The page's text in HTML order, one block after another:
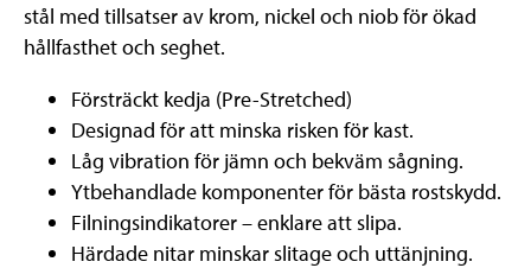
stål med tillsatser av krom, nickel och niob för ökad
hållfasthet och seghet.
Försträckt kedja (Pre-Stretched)
Designad för att minska risken för kast.
Låg vibration för jämn och bekväm sågning.
Ytbehandlade komponenter för bästa rostskydd.
Filningsindikatorer – enklare att slipa.
Härdade nitar minskar slitage och uttänjning.